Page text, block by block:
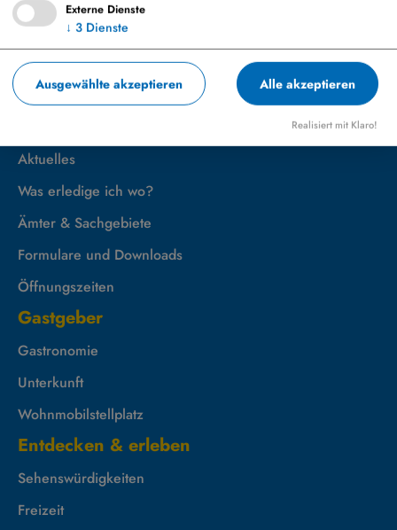
Marktplatz 23, 86653 Monheim
info@monheim-bayern.de
Aktuelles
Was erledige ich wo?
Ämter & Sachgebiete
Formulare und Downloads
Öffnungszeiten
Gastgeber
Gastronomie
Unterkunft
Wohnmobilstellplatz
Entdecken & erleben
Sehenswürdigkeiten
Freizeit
Externe Dienste
↓ 3 Dienste
Ausgewählte akzeptieren Alle akzeptieren
Realisiert mit Klaro!